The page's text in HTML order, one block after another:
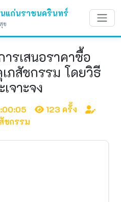
แก่นราชนครินทร์
ข
รเสนอราคาซื้อ
ภสัชกรรม โดยวิธี
เจาะจง
123 ครั้ง
ชกรรม